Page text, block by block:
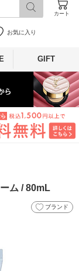
カート
お気に入り
GIFT
ム / 80mL
ブランド